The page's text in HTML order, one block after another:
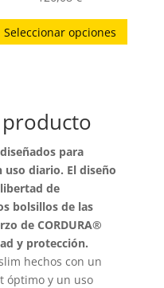
Seleccionar opciones
Este
para
diario. El diseño
de
bolsillos de las
de CORDURA®
y protección.
hechos con un
óptimo y un uso